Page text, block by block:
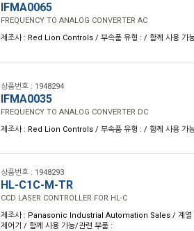
IFMA0065
FREQUENCY TO ANALOG CONVERTER AC
제조사 : Red Lion Controls / 부속품 유형 : / 함께 사용 가
상품번호 : 1948294
IFMA0035
FREQUENCY TO ANALOG CONVERTER DC
제조사 : Red Lion Controls / 부속품 유형 : / 함께 사용 가
상품번호 : 1948293
HL-C1C-M-TR
CCD LASER CONTROLLER FOR HL-C
제조사 : Panasonic Industrial Automation Sales / 계열 :
제어기 / 함께 사용 가능/관련 부품 :